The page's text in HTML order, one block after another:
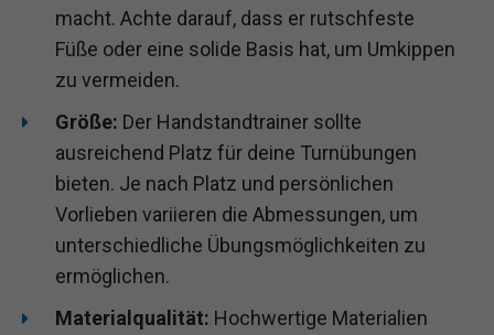
macht. Achte darauf, dass er rutschfeste
Füße oder eine solide Basis hat, um Umkippen
zu vermeiden.
Größe: Der Handstandtrainer sollte
ausreichend Platz für deine Turnübungen
bieten. Je nach Platz und persönlichen
Vorlieben variieren die Abmessungen, um
unterschiedliche Übungsmöglichkeiten zu
ermöglichen.
Materialqualität: Hochwertige Materialien